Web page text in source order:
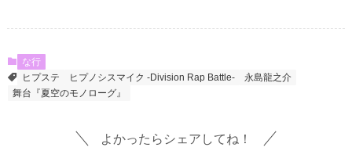
な行
ヒプステ
ヒプノシスマイク -Division Rap Battle-
永島龍之介
舞台『夏空のモノローグ』
よかったらシェアしてね！